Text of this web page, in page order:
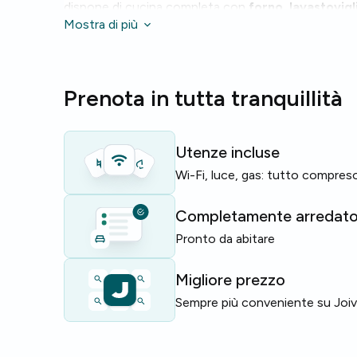
dispone di cucina completa con forno
eWiFiaffidabile; sono presenti tre bagni nell'unità.
Ideale per studenti e giovani professionisti che
condiviso ben attrezzato vicino a Bocconi.
Pochi posti disponibili — prenota una visita al più
Mostra di più
Prenota in tutta tranquillità
Utenze incluse
Wi-Fi, luce, gas: tutto
Completamente arredato
Pronto da abitare
Migliore prezzo
Sempre più conveniente su